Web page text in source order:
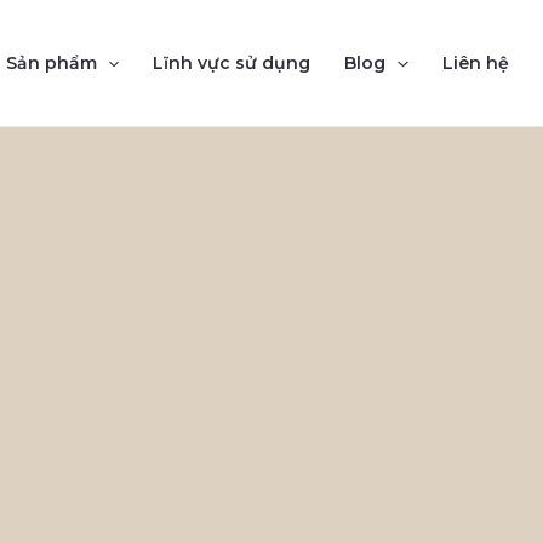
Sản phẩm Lĩnh vực sử dụng Blog Liên hệ